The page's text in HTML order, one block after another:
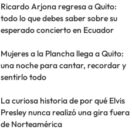
Ricardo Arjona regresa a Quito:
todo lo que debes saber sobre su
esperado concierto en Ecuador
Mujeres a la Plancha llega a Quito:
una noche para cantar, recordar y
sentirlo todo
La curiosa historia de por qué Elvis
Presley nunca realizó una gira fuera
de Norteamérica